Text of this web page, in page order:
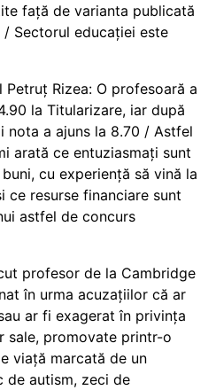
față de varianta publicată
/ Sectorul educației este
Petruț Rizea: O profesoară a
la Titularizare, iar după
nota a ajuns la 8.70 / Astfel
arată ce entuziasmați sunt
cu experiență să vină la
ce resurse financiare sunt
astfel de concurs
profesor de la Cambridge
în urma acuzațiilor că ar
ar fi exagerat în privința
sale, promovate printr-o
viață marcată de un
de autism, zeci de